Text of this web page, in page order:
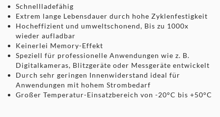
Schnellladefähig
Extrem lange Lebensdauer durch hohe Zyklenfestigkeit
Hocheffizient und umweltschonend, Bis zu 1000x
wieder aufladbar
Keinerlei Memory-Effekt
Speziell für professionelle Anwendungen wie z. B.
Digitalkameras, Blitzgeräte oder Messgeräte entwickelt
Durch sehr geringen Innenwiderstand ideal für
Anwendungen mit hohem Strombedarf
Großer Temperatur-Einsatzbereich von -20°C bis +50°C